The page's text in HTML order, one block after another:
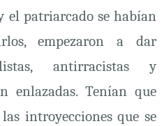
el patriarcado se habían
empezaron a dar
antirracistas y
enlazadas. Tenían que
introyecciones que se